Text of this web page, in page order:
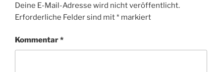
Deine E-Mail-Adresse wird nicht veröffentlicht.
Erforderliche Felder sind mit* markiert
Kommentar*